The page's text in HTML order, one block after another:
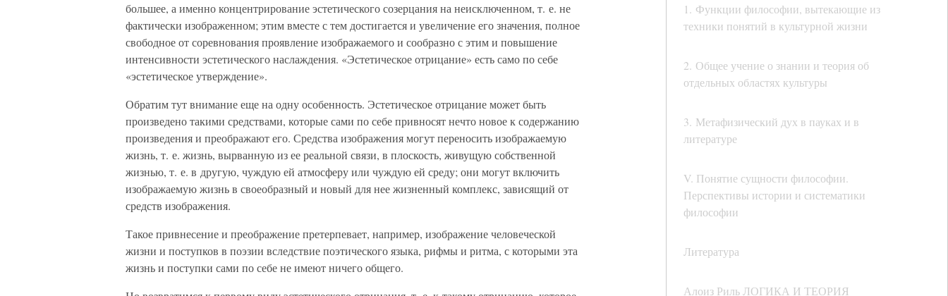
1. Функции философии, вытекающие из
техники понятий в культурной жизни
2. Общее учение о знании и теория об
отдельных областях культуры
3. Метафизический дух в пауках и в
литературе
V. Понятие сущности философии.
Перспективы истории и систематики
философии
Литература
Алоиз Риль ЛОГИКА И ТЕОРИЯ
большее, а именно концентрирование эстетического созерцания на неисключенном, т. е. не
фактически изображенном; этим вместе с тем достигается и увеличение его значения, полное
свободное от соревнования проявление изображаемого и сообразно с этим и повышение
интенсивности эстетического наслаждения. «Эстетическое отрицание» есть само по себе
«эстетическое утверждение».
Обратим тут внимание еще на одну особенность. Эстетическое отрицание может быть
произведено такими средствами, которые сами по себе привносят нечто новое к содержанию
произведения и преображают его. Средства изображения могут переносить изображаемую
жизнь, т. е. жизнь, вырванную из ее реальной связи, в плоскость, живущую собственной
жизнью, т. е. в другую, чуждую ей атмосферу или чуждую ей среду; они могут включить
изображаемую жизнь в своеобразный и новый для нее жизненный комплекс, зависящий от
средств изображения.
Такое привнесение и преображение претерпевает, например, изображение человеческой
жизни и поступков в поэзии вследствие поэтического языка, рифмы и ритма, с которыми эта
жизнь и поступки сами по себе не имеют ничего общего.